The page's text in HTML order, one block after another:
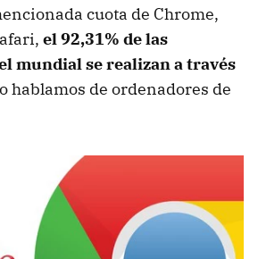
cuota de Chrome,
el 92,31% de las
mundial se realizan a través
hablamos de ordenadores de